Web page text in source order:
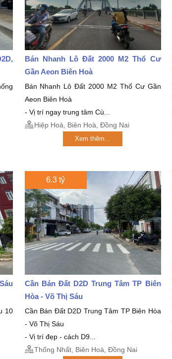
Bán Nhanh Lô Đất 2000 M2 Thổ Cư
Gần Aeon Biên Hoà
Bán Nhanh Lô Đất 2000 M2 Thổ Cư Gần
Aeon Biên Hoà
- Vị trí ngay trung tâm Cù...
Hiệp Hoà, Biên Hoà, Đồng Nai
Xem thêm...
10
6.3 tỷ
Cần Bán Đất D2D Trung Tâm TP Biên
Hòa - Võ Thị Sáu
Cần Bán Đất D2D Trung Tâm TP Biên Hòa
- Võ Thị Sáu
- Vị trí đẹp - cách D9...
Thống Nhất, Biên Hoà, Đồng Nai